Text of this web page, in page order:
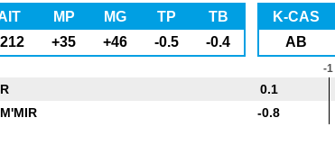
MP MG TP
TB
+35 +46 -0.5 -0.4
K-CAS
AB
-1
0.1
-0.8